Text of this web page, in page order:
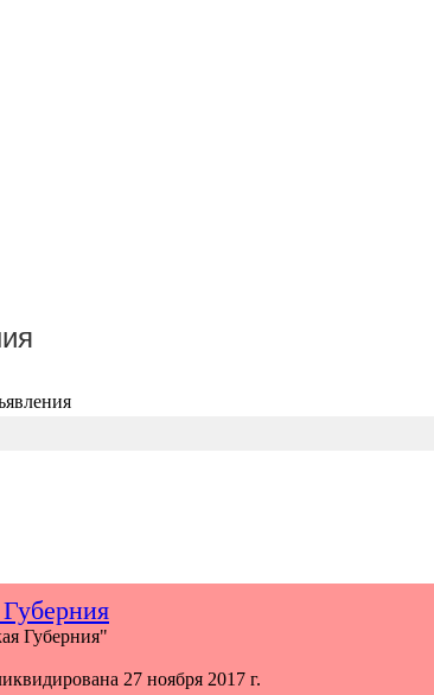
Губерния"
27 ноября 2017 г.